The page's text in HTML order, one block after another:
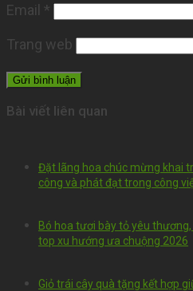
Email *
Trang web
Bài viết liên quan
Đặt lãng hoa chúc mừng khai
công và phát đạt trong công
Bó hoa tươi bày tỏ yêu
top xu hướng ưa chuộng 2026
Giỏ trái cây quà tặng kết hợp